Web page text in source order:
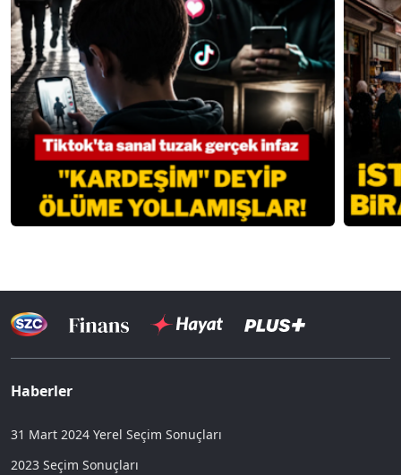
Haberler
31 Mart 2024 Yerel Seçim Sonuçları
2023 Seçim Sonuçları